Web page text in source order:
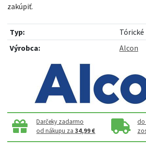
zakúpiť.
Typ:
Tórické
Výrobca:
Alcon
Darčeky zadarmo
od nákupu za34,99 €